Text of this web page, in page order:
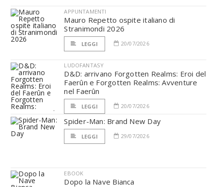
APPUNTAMENTI
Mauro Repetto ospite italiano di
Stranimondi 2026
LEGGI 20/07/2026
LUDOFANTASY
D&D: arrivano Forgotten Realms: Eroi del
Faerûn e Forgotten Realms: Avventure
nel Faerûn
LEGGI 20/07/2026
Spider-Man: Brand New Day
LEGGI 29/07/2026
EBOOK
Dopo la Nave Bianca